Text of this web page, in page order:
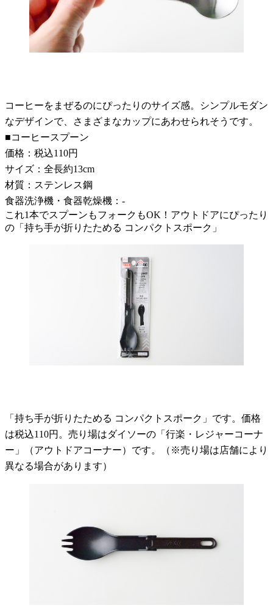
コーヒーをまぜるのにぴったりのサイズ感。シンプルモダン
なデザインで、さまざまなカップにあわせられそうです。
■コーヒースプーン
価格：税込110円
サイズ：全長約13cm
材質：ステンレス鋼
食器洗浄機・食器乾燥機：-
これ1本でスプーンもフォークもOK！アウトドアにぴったり
の「持ち手が折りたためる コンパクトスポーク」
「持ち手が折りたためる コンパクトスポーク」です。価格
は税込110円。売り場はダイソーの「行楽・レジャーコーナ
ー」（アウトドアコーナー）です。（※売り場は店舗により
異なる場合があります）